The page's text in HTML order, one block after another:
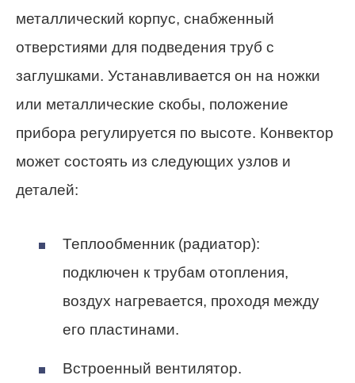
металлический корпус, снабженный
отверстиями для подведения труб с
заглушками. Устанавливается он на ножки
или металлические скобы, положение
прибора регулируется по высоте. Конвектор
может состоять из следующих узлов и
деталей:
Теплообменник (радиатор):
подключен к трубам отопления,
воздух нагревается, проходя между
его пластинами.
Встроенный вентилятор.